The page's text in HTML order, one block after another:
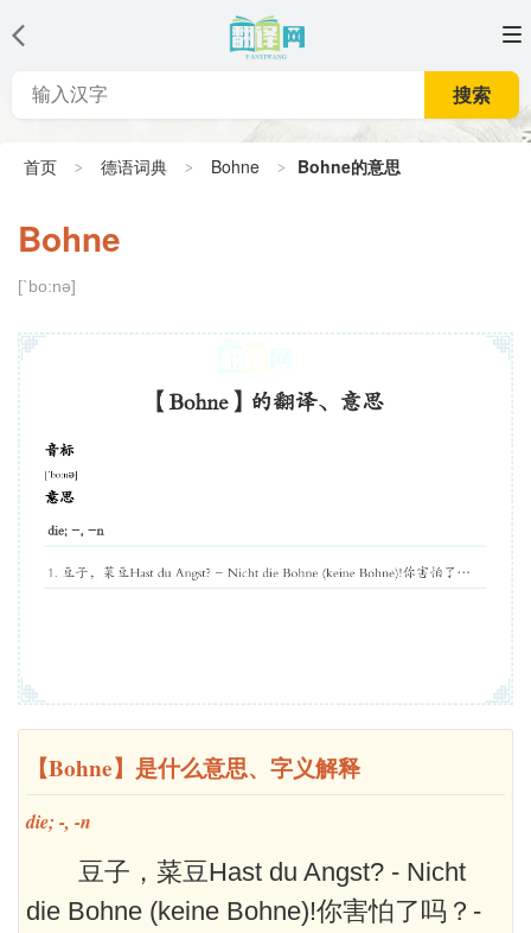
搜索
首页 德语词典 Bohne Bohne的意思
Bohne
[`bo:nə]
【Bohne】是什么意思、字义解释
die; -, -n
豆子，菜豆Hast du Angst? - Nicht
die Bohne (keine Bohne)!你害怕了吗？-